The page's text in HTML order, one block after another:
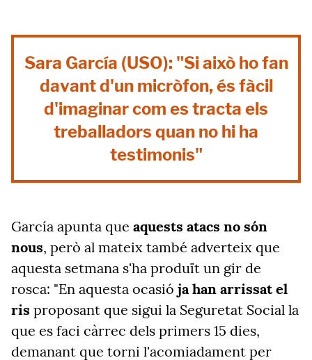
Sara García (USO): "Si això ho fan
davant d'un micròfon, és fàcil
d'imaginar com es tracta els
treballadors quan no hi ha
testimonis"
García apunta que aquests atacs no són
nous, però al mateix també adverteix que
aquesta setmana s'ha produït un gir de
rosca: "En aquesta ocasió ja han arrissat el
ris proposant que sigui la Seguretat Social la
que es faci càrrec dels primers 15 dies,
demanant que torni l'acomiadament per